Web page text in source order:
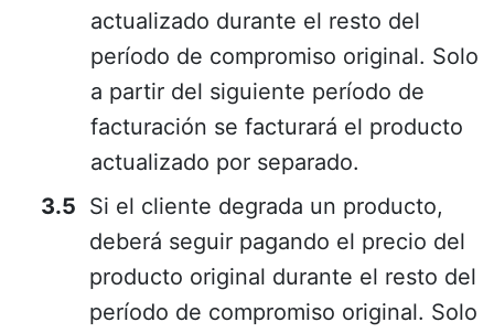
actualizado durante el resto del
período de compromiso original. Solo
a partir del siguiente período de
facturación se facturará el producto
actualizado por separado.
Si el cliente degrada un producto,
deberá seguir pagando el precio del
producto original durante el resto del
período de compromiso original. Solo